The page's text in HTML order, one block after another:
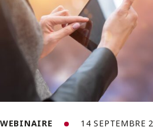
WEBINAIRE 14 SEPTEMBRE